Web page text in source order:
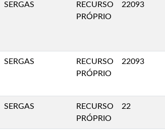
SERGAS
RECURSO
PRÓPRIO
22093
SERGAS
RECURSO
PRÓPRIO
22093
SERGAS
RECURSO
PRÓPRIO
22